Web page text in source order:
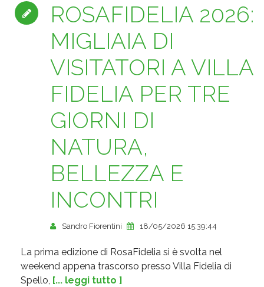
ROSAFIDELIA 2026:
MIGLIAIA DI
VISITATORI A VILLA
FIDELIA PER TRE
GIORNI DI
NATURA,
BELLEZZA E
INCONTRI
Sandro Fiorentini 18/05/2026 15:39:44
La prima edizione di RosaFidelia si è svolta nel
weekend appena trascorso presso Villa Fidelia di
Spello, [... leggi tutto ]